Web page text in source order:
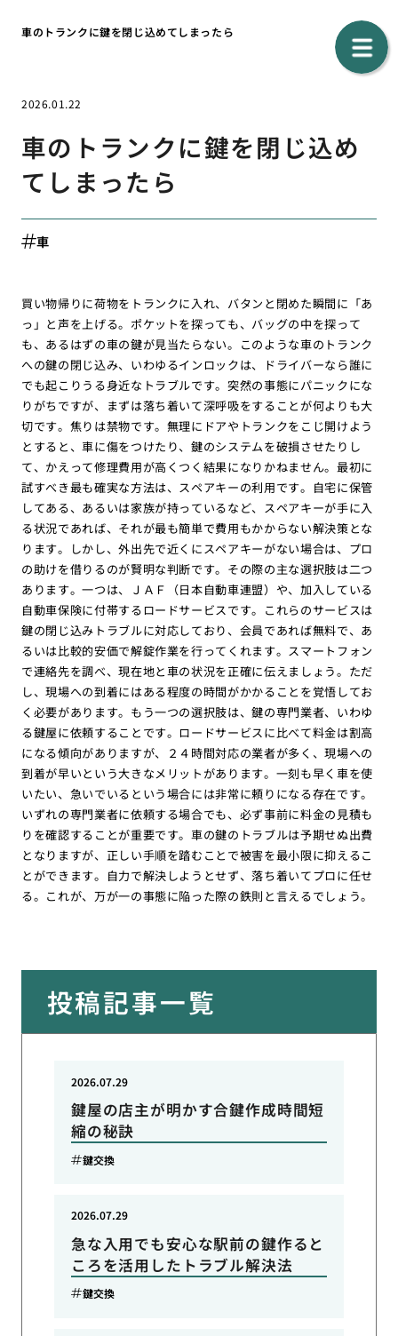
車のトランクに鍵を閉じ込めてしまったら
2026.01.22
車のトランクに鍵を閉じ込め
てしまったら
車
買い物帰りに荷物をトランクに入れ、バタンと閉めた瞬間に「あ
っ」と声を上げる。ポケットを探っても、バッグの中を探って
も、あるはずの車の鍵が見当たらない。このような車のトランク
への鍵の閉じ込み、いわゆるインロックは、ドライバーなら誰に
でも起こりうる身近なトラブルです。突然の事態にパニックにな
りがちですが、まずは落ち着いて深呼吸をすることが何よりも大
切です。焦りは禁物です。無理にドアやトランクをこじ開けよう
とすると、車に傷をつけたり、鍵のシステムを破損させたりし
て、かえって修理費用が高くつく結果になりかねません。最初に
試すべき最も確実な方法は、スペアキーの利用です。自宅に保管
してある、あるいは家族が持っているなど、スペアキーが手に入
る状況であれば、それが最も簡単で費用もかからない解決策とな
ります。しかし、外出先で近くにスペアキーがない場合は、プロ
の助けを借りるのが賢明な判断です。その際の主な選択肢は二つ
あります。一つは、ＪＡＦ（日本自動車連盟）や、加入している
自動車保険に付帯するロードサービスです。これらのサービスは
鍵の閉じ込みトラブルに対応しており、会員であれば無料で、あ
るいは比較的安価で解錠作業を行ってくれます。スマートフォン
で連絡先を調べ、現在地と車の状況を正確に伝えましょう。ただ
し、現場への到着にはある程度の時間がかかることを覚悟してお
く必要があります。もう一つの選択肢は、鍵の専門業者、いわゆ
る鍵屋に依頼することです。ロードサービスに比べて料金は割高
になる傾向がありますが、２４時間対応の業者が多く、現場への
到着が早いという大きなメリットがあります。一刻も早く車を使
いたい、急いでいるという場合には非常に頼りになる存在です。
いずれの専門業者に依頼する場合でも、必ず事前に料金の見積も
りを確認することが重要です。車の鍵のトラブルは予期せぬ出費
となりますが、正しい手順を踏むことで被害を最小限に抑えるこ
とができます。自力で解決しようとせず、落ち着いてプロに任せ
る。これが、万が一の事態に陥った際の鉄則と言えるでしょう。
投稿記事一覧
鍵屋の店主が明かす合鍵作成時間短
縮の秘訣
2026.07.29
鍵交換
急な入用でも安心な駅前の鍵作ると
ころを活用したトラブル解決法
2026.07.29
鍵交換